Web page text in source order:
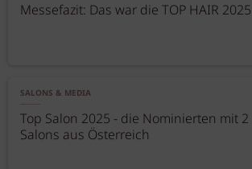
Messefazit: Das war die TOP HAIR 2025
SALONS & MEDIA
Top Salon 2025 - die Nominierten mit 2
Salons aus Österreich